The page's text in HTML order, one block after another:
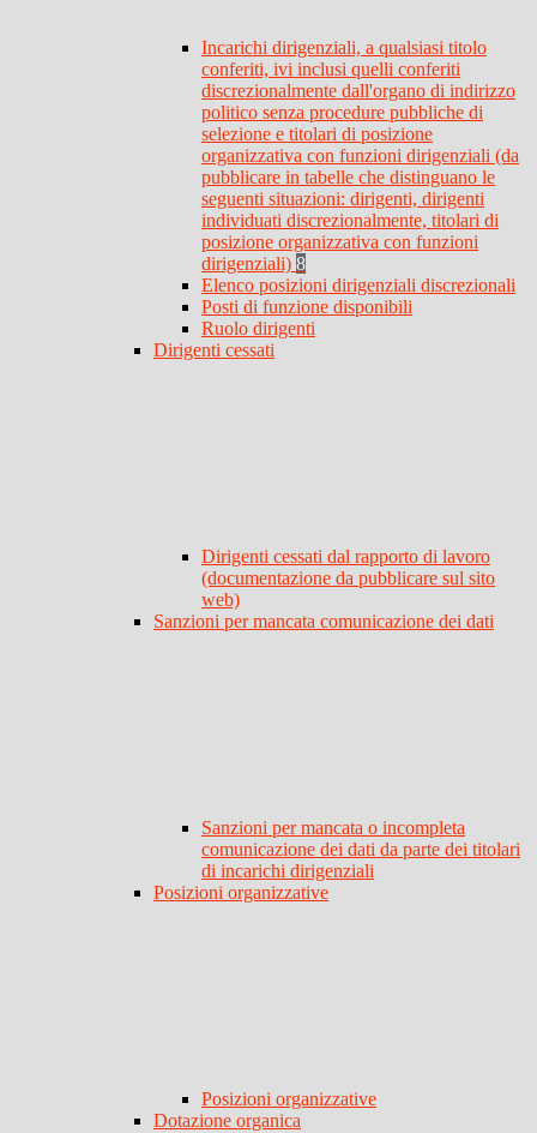
Incarichi dirigenziali, a qualsiasi titolo
conferiti, ivi inclusi quelli conferiti
discrezionalmente dall'organo di indirizzo
politico senza procedure pubbliche di
selezione e titolari di posizione
organizzativa con funzioni dirigenziali (da
pubblicare in tabelle che distinguano le
seguenti situazioni: dirigenti, dirigenti
individuati discrezionalmente, titolari di
posizione organizzativa con funzioni
dirigenziali) 8
Elenco posizioni dirigenziali discrezionali
Posti di funzione disponibili
Ruolo dirigenti
Dirigenti cessati
Dirigenti cessati dal rapporto di lavoro
(documentazione da pubblicare sul sito
web)
Sanzioni per mancata comunicazione dei dati
Sanzioni per mancata o incompleta
comunicazione dei dati da parte dei titolari
di incarichi dirigenziali
Posizioni organizzative
Posizioni organizzative
Dotazione organica